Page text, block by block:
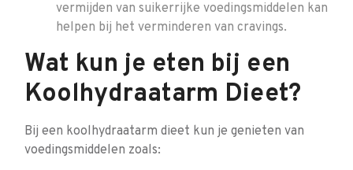
vermijden van suikerrijke voedingsmiddelen kan
helpen bij het verminderen van cravings.
Wat kun je eten bij een
Koolhydraatarm Dieet?
Bij een koolhydraatarm dieet kun je genieten van
voedingsmiddelen zoals: